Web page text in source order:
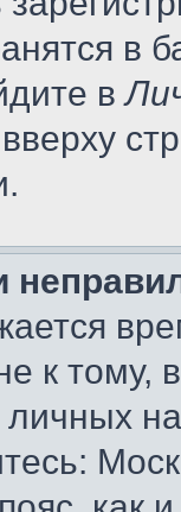
в
в
к тому,